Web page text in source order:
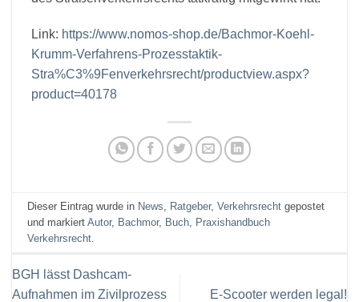
Link: https://www.nomos-shop.de/Bachmor-Koehl-
Krumm-Verfahrens-Prozesstaktik-
Stra%C3%9Fenverkehrsrecht/productview.aspx?
product=40178
Dieser Eintrag wurde in News Ratgeber,Verkehrsrecht gepostet
und markiertAutor, Bachmor, Buch Praxishandbuch
Verkehrsrecht
BGH lässt Dashcam-
Aufnahmen im Zivilprozess
E-Scooter werden legal!